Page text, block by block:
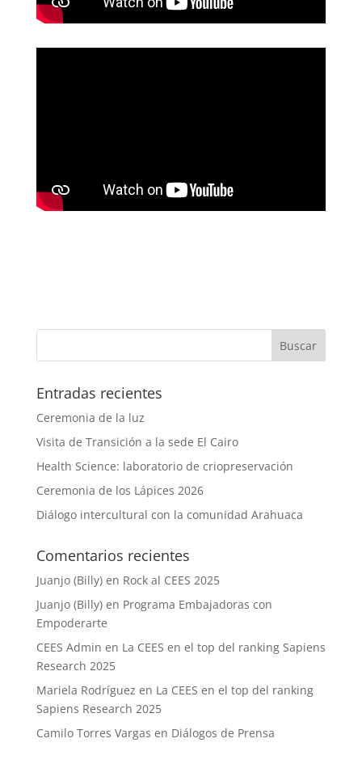
Entradas recientes
Ceremonia de la luz
Visita de Transición a la sede El Cairo
Health Science: laboratorio de criopreservación
Ceremonia de los Lápices 2026
Diálogo intercultural con la comunidad Arahuaca
Comentarios recientes
Juanjo (Billy)en Rock al CEES 2025
Juanjo (Billy)en Programa Embajadoras con
Empoderarte
CEES Admin en La CEES en el top del ranking Sapiens
Research 2025
Mariela Rodríguez en La CEES en el top del ranking
Sapiens Research 2025
Camilo Torres Vargas en Diálogos de Prensa